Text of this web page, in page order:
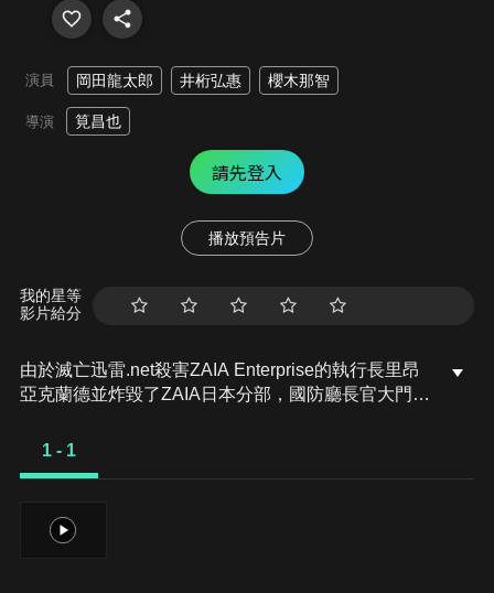
演員 岡田龍太郎 井桁弘惠 櫻木那智
導演 筧昌也
請先登入
播放預告片
我的星等
影片給分
由於滅亡迅雷.net殺害ZAIA Enterprise的執行長里昂
亞克蘭德並炸毀了ZAIA日本分部，國防廳長官大門寺
人合體的假面騎士滅亡迅雷，但是唯阿一直不願意聽
先行撤退。另一頭，索爾德們開始憑自己的意志行
動，諫回憶滅和自己的最後一次交談，察覺到滅亡迅
1 - 1
1